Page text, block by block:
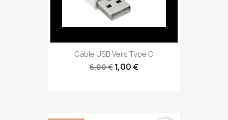
Câble USB Vers Type C
6,00 € 1,00 €